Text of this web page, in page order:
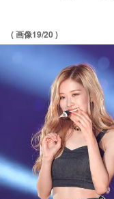
( 画像19/20 )